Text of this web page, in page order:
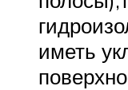
иметь